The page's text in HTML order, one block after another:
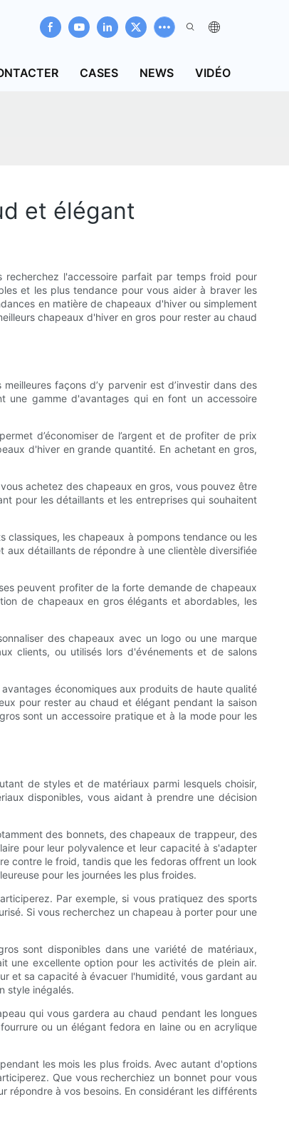
CASES NEWS VIDÉO
et élégant
l'accessoire parfait par temps froid pour
et les plus tendance pour vous aider à braver les
en matière de chapeaux d'hiver ou simplement
chapeaux d'hiver en gros pour rester au chaud
façons d’y parvenir est d’investir dans des
une gamme d'avantages qui en font un accessoire
d’économiser de l’argent et de profiter de prix
d'hiver en grande quantité. En achetant en gros,
achetez des chapeaux en gros, vous pouvez être
pour les détaillants et les entreprises qui souhaitent
classiques, les chapeaux à pompons tendance ou les
détaillants de répondre à une clientèle diversifiée
peuvent profiter de la forte demande de chapeaux
de chapeaux en gros élégants et abordables, les
des chapeaux avec un logo ou une marque
clients, ou utilisés lors d'événements et de salons
économiques aux produits de haute qualité
pour rester au chaud et élégant pendant la saison
sont un accessoire pratique et à la mode pour les
de styles et de matériaux parmi lesquels choisir,
disponibles, vous aidant à prendre une décision
des bonnets, des chapeaux de trappeur, des
pour leur polyvalence et leur capacité à s'adapter
contre le froid, tandis que les fedoras offrent un look
pour les journées les plus froides.
Par exemple, si vous pratiquez des sports
Si vous recherchez un chapeau à porter pour une
sont disponibles dans une variété de matériaux,
une excellente option pour les activités de plein air.
et sa capacité à évacuer l'humidité, vous gardant au
style inégalés.
qui vous gardera au chaud pendant les longues
ou un élégant fedora en laine ou en acrylique
les mois les plus froids. Avec autant d'options
Que vous recherchiez un bonnet pour vous
répondre à vos besoins. En considérant les différents